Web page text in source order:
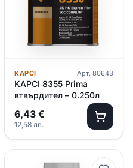
KAPCI Арт. 80643
KAPCI 8355 Prima
втвърдител – 0.250л
6,43 €
12,58 лв.